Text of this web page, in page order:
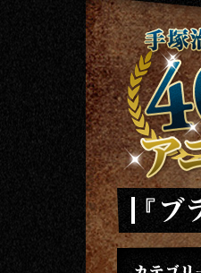
手塚治虫 ブラ
「ブラッ